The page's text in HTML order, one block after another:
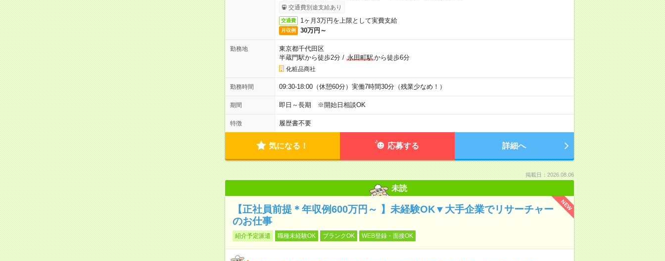
交通費別途支給あり
交通費 1ヶ月3万円を上限として実費支給
月収例 30万円～
勤務地
東京都千代田区
半蔵門駅から徒歩2分/ 永田町駅から徒歩6分
化粧品商社
勤務時間 09:30-18:00（休憩60分）実働7時間30分（残業少なめ！）
期間 即日～長期 ※開始日相談OK
特徴 履歴書不要
気になる！ 応募する 詳細へ
掲載日：2026.08.06
未読
NEW
【正社員前提＊年収例600万円～ 】未経験OK▼大手企業でリサーチャー
のお仕事
紹介予定派遣 職種未経験OK ブランクOK WEB登録・面接OK